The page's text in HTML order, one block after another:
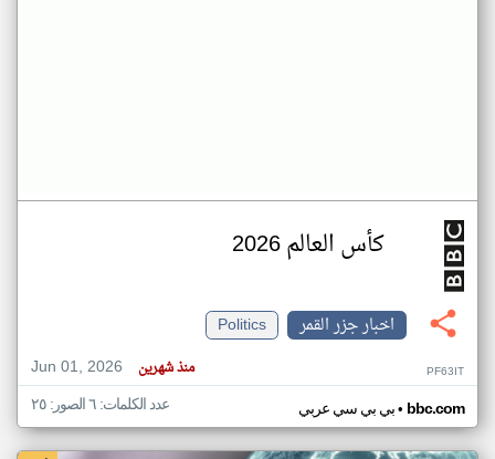
كأس العالم 2026
اخبار جزر القمر
Politics
Jun 01, 2026
منذ شهرين PF63IT
بي بي سي عربي• bbc.com عدد الكلمات: ٦ الصور: ٢٥